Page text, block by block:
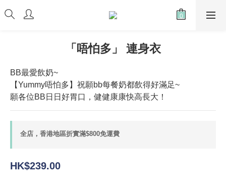
「唔怕多」 連身衣
BB最愛飲奶~
【Yummy唔怕多】祝願bb每餐奶都飲得好滿足~
願各位BB日日好胃口，健健康康快高長大！
全店，香港地區折實滿$800免運費
HK$239.00